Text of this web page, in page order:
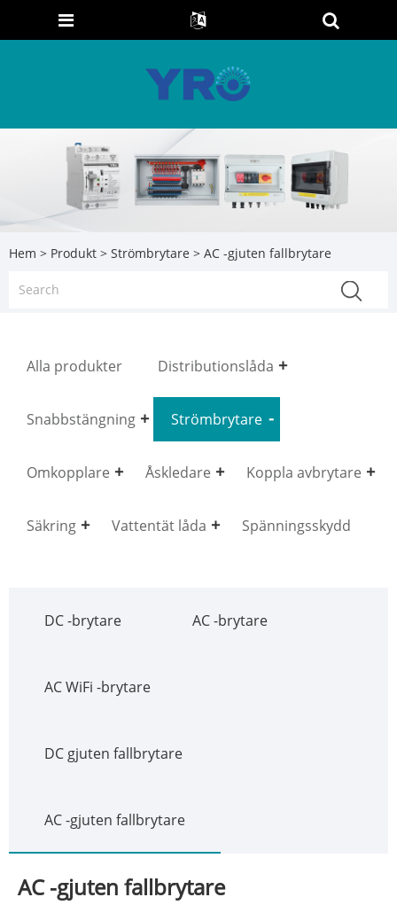
Hem > Produkt > Strömbrytare > AC -gjuten fallbrytare
Alla produkter Distributionslåda
Snabbstängning Strömbrytare
Omkopplare Åskledare Koppla avbrytare
Säkring Vattentät låda Spänningsskydd
DC -brytare AC -brytare
AC WiFi -brytare
DC gjuten fallbrytare
AC -gjuten fallbrytare
AC -gjuten fallbrytare